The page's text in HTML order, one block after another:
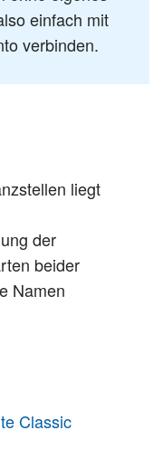
einfach mit
verbinden.
liegt
der
beider
Namen
Classic